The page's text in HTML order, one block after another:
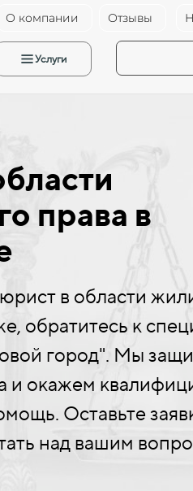
О компании Отзывы
Услуги
права в
в области
обратитесь к
город". Мы
и окажем
Оставьте
над вашим